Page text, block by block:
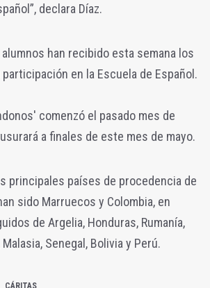
declara Díaz.
han recibido esta semana los
en la Escuela de Español.
comenzó el pasado mes de
a finales de este mes de mayo.
principales países de procedencia de
sido Marruecos y Colombia, en
de Argelia, Honduras, Rumanía,
Senegal, Bolivia y Perú.
CÁRITAS